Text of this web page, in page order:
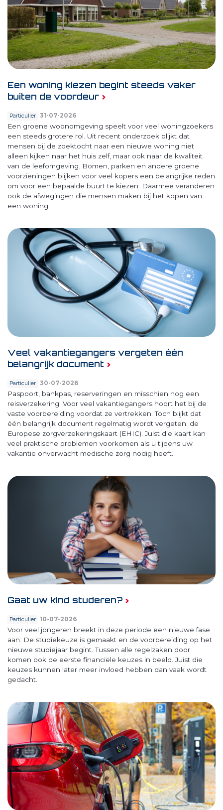
Een woning kiezen begint steeds vaker
buiten de voordeur
Particulier 31-07-2026
Een groene woonomgeving speelt voor veel woningzoekers
een steeds grotere rol. Uit recent onderzoek blijkt dat
mensen bij de zoektocht naar een nieuwe woning niet
alleen kijken naar het huis zelf, maar ook naar de kwaliteit
van de leefomgeving. Bomen, parken en andere groene
voorzieningen blijken voor veel kopers een belangrijke reden
om voor een bepaalde buurt te kiezen. Daarmee veranderen
ook de afwegingen die mensen maken bij het kopen van
een woning.
Veel vakantiegangers vergeten één
belangrijk document
Particulier 30-07-2026
Paspoort, bankpas, reserveringen en misschien nog een
reisverzekering. Voor veel vakantiegangers hoort het bij de
vaste voorbereiding voordat ze vertrekken. Toch blijkt dat
één belangrijk document regelmatig wordt vergeten: de
Europese zorgverzekeringskaart (EHIC). Juist die kaart kan
veel praktische problemen voorkomen als u tijdens uw
vakantie onverwacht medische zorg nodig heeft.
Gaat uw kind studeren?
Particulier 10-07-2026
Voor veel jongeren breekt in deze periode een nieuwe fase
aan. De studiekeuze is gemaakt en de voorbereiding op het
nieuwe studiejaar begint. Tussen alle regelzaken door
komen ook de eerste financiële keuzes in beeld. Juist die
keuzes kunnen later meer invloed hebben dan vaak wordt
gedacht.